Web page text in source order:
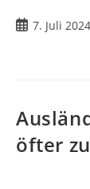
7. Juli 2024
öfter